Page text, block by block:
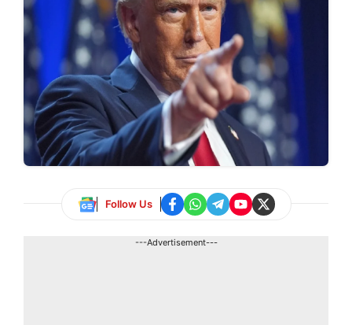
Follow Us
---Advertisement---